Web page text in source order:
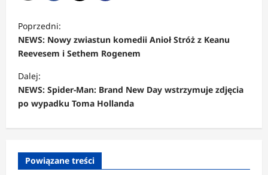
o
b
a
c
z
w
i
Poprzedni:
NEWS: Nowy zwiastun komedii Anioł Stróż z Keanu
Reevesem i Sethem Rogenem
Dalej:
NEWS: Spider-Man: Brand New Day wstrzymuje zdjęcia
po wypadku Toma Hollanda
Powiązane treści